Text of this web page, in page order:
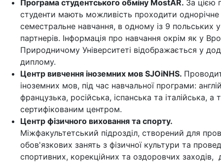
Програма студентського обміну MostAR. За цією
студенти мають можливість проходити
семестральне навчання, в одному із 9 польських
партнерів. Інформація про навчання окрім як у
Природничому Університеті відображається у
диплому.
Центр вивчення іноземних мов SJOiNHS.
іноземних мов, під час навчальної програми:
французька, російська, іспанська та італійська,
сертифікованим центром.
Центр фізичного виховання та спорту.
Міжфакультетський підрозділ, створений для
обов'язкових занять з фізичної культури та
спортивних, корекційних та оздоровчих заходів,